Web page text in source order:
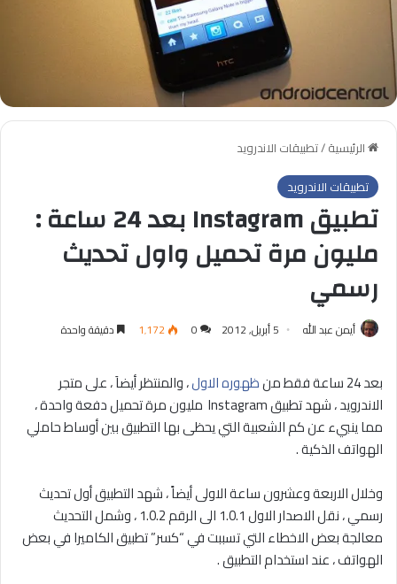
الرئيسية/تطبيقات الاندرويد
تطبيقات الاندرويد
تطبيق Instagram بعد 24 ساعة :
مليون مرة تحميل واول تحديث
رسمي
أيمن عبد الله 5 أبريل, 2012 0 1٬172 دقيقة واحدة
بعد 24 ساعة فقط من ظهوره الاول، والمنتظر أيضاَ ، على متجر
الاندرويد ، شهد تطبيق Instagram مليون مرة تحميل دفعة واحدة ،
مما ينبيء عن كم الشعبية التي يحظى بها التطبيق بين أوساط حاملي
الهواتف الذكية .
وخلال الاربعة وعشرون ساعة الاولى أيضاً ، شهد التطبيق أول تحديث
رسمي ، نقل الاصدار الاول 1.0.1 الى الرقم 1.0.2 ، وشمل التحديث
معالجة بعض الاخطاء التي تسببت في “كسر” تطبيق الكاميرا في بعض
الهواتف ، عند استخدام التطبيق .